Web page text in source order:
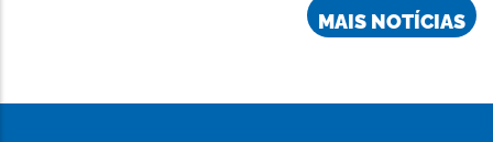
MAIS NOTÍCIAS